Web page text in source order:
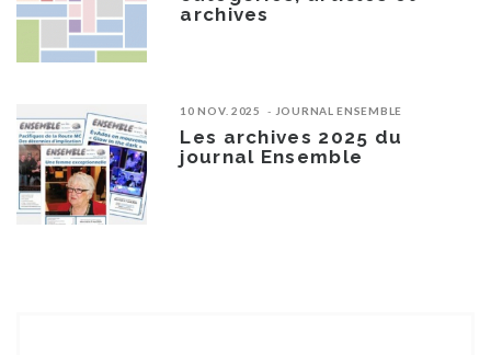
archives
10 NOV. 2025 JOURNAL ENSEMBLE
Les archives 2025 du
journal Ensemble